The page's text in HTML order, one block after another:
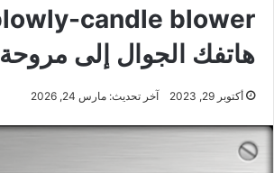
هاتفك الجوال إلى مروحة
أكتوبر 29, 2023 آخر تحديث: مارس 24, 2026